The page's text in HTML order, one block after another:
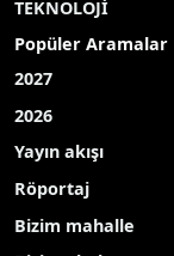
TEKNOLOJİ
Popüler Aramalar
2027
2026
Yayın akışı
Röportaj
Bizim mahalle